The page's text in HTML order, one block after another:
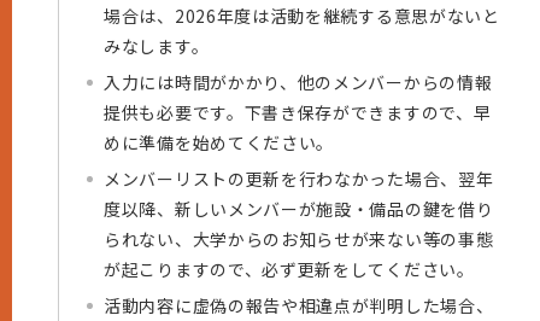
場合は、2026年度は活動を継続する意思がないと
みなします。
入力には時間がかかり、他のメンバーからの情報
提供も必要です。下書き保存ができますので、早
めに準備を始めてください。
メンバーリストの更新を行わなかった場合、翌年
度以降、新しいメンバーが施設・備品の鍵を借り
られない、大学からのお知らせが来ない等の事態
が起こりますので、必ず更新をしてください。
活動内容に虚偽の報告や相違点が判明した場合、